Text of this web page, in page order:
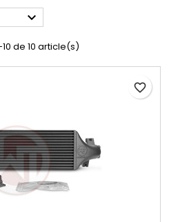

de 10 article(s)
favorite_border